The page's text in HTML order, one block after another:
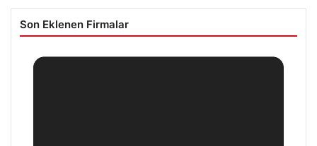
Son Eklenen Firmalar